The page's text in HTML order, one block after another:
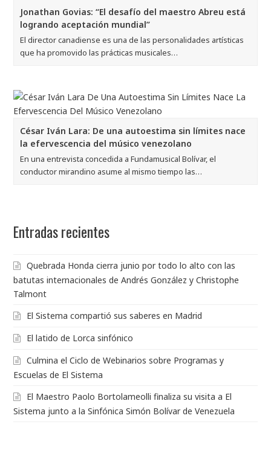
Jonathan Govias: “El desafío del maestro Abreu está
logrando aceptación mundial”
El director canadiense es una de las personalidades artísticas
que ha promovido las prácticas musicales…
César Iván Lara: De una autoestima sin límites nace
la efervescencia del músico venezolano
En una entrevista concedida a Fundamusical Bolívar, el
conductor mirandino asume al mismo tiempo las…
Entradas recientes
Quebrada Honda cierra junio por todo lo alto con las
batutas internacionales de Andrés González y Christophe
Talmont
El Sistema compartió sus saberes en Madrid
El latido de Lorca sinfónico
Culmina el Ciclo de Webinarios sobre Programas y
Escuelas de El Sistema
El Maestro Paolo Bortolameolli finaliza su visita a El
Sistema junto a la Sinfónica Simón Bolívar de Venezuela